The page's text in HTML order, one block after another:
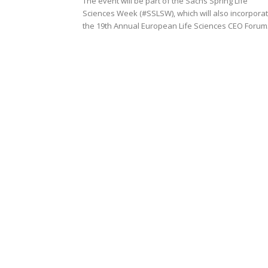
Sciences Week (#SSLSW), which will also
the 19th Annual European Life Sciences CEO